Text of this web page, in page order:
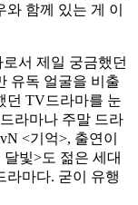
함께 있는 게 이
서 제일 궁금했던
유독 얼굴을 비출
던 TV드라마를 눈
라마나 주말 드라
<기억>, 출연이
빛>도 젊은 세대
라마다. 굳이 유행